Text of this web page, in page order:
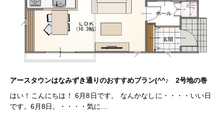
アースタウンはなみずき通りのおすすめプラン(^^♪ 2号地の巻
はい！こんにちは！ 6月8日です。 なんかなしに・・・・いい日
です。6月8日。・・・・気に…